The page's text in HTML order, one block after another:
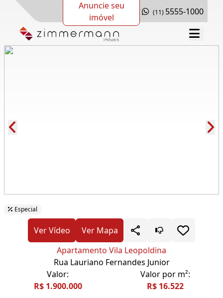
Anuncie seu
imóvel
(11) 5555-1000
Especial
Ver Vídeo
Ver Mapa
Apartamento Vila Leopoldina
Rua Lauriano Fernandes Junior
Valor:
R$ 1.900.000
Valor por m²:
R$ 16.522